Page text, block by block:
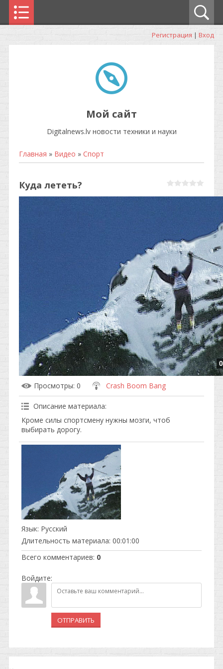
Регистрация | Вход
Мой сайт
Digitalnews.lv новости техники и науки
Главная » Видео » Спорт
Куда лететь?
Просмотры: 0 Crash Boom Bang
Описание материала:
Кроме силы спортсмену нужны мозги, чтоб
выбирать дорогу.
Язык: Русский
Длительность материала: 00:01:00
Всего комментариев: 0
Войдите:
ОТПРАВИТЬ